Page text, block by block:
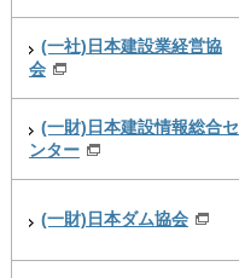
(一社)日本建設業経営協
会
(一財)日本建設情報総合セ
ンター
(一財)日本ダム協会